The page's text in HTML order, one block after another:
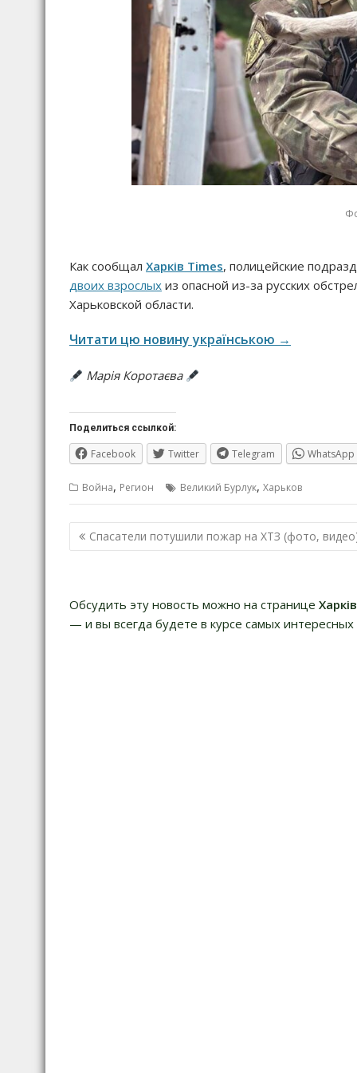
Как сообщал Харків Times, полицейские
двоих взрослых из опасной из-за русских
Харьковской области.
Читати цю новину українською →
Марія Коротаєва
Поделиться ссылкой:
Facebook Twitter Telegram WhatsApp
Война, Регион Великий Бурлук, Харьков
Навигация
по
Спасатели потушили пожар на ХТЗ (фото,
Обсудить эту новость можно на странице
— и вы всегда будете в курсе самых